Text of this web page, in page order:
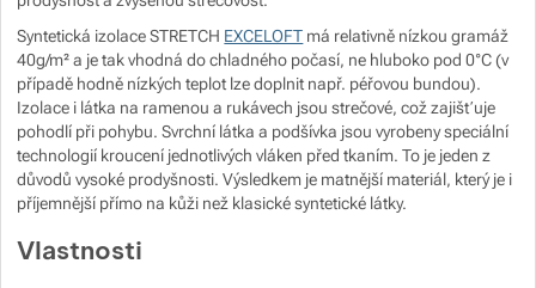
Syntetická izolace STRETCH EXCELOFT má relativně nízkou gramáž
40g/m² a je tak vhodná do chladného počasí, ne hluboko pod 0°C (v
případě hodně nízkých teplot lze doplnit např. péřovou bundou).
Izolace i látka na ramenou a rukávech jsou strečové, což zajišťuje
pohodlí při pohybu. Svrchní látka a podšívka jsou vyrobeny speciální
technologií kroucení jednotlivých vláken před tkaním. To je jeden z
důvodů vysoké prodyšnosti. Výsledkem je matnější materiál, který je i
příjemnější přímo na kůži než klasické syntetické látky.
Vlastnosti
Zobrazit více
Zobrazit více
Zobrazit více
Zobrazit více
Zobrazit více
Zobrazit více
Zobrazit více
Zobrazit více
Zobrazit více
Zobrazit více
Zobrazit více